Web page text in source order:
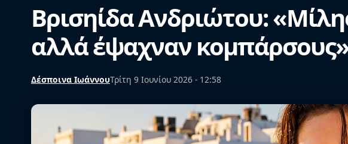
Βρισηίδα Ανδριώτου:
αλλά έψαχναν
Δέσποινα ΙωάννουΤρίτη 9 Ιουνίου 2026 - 12:58